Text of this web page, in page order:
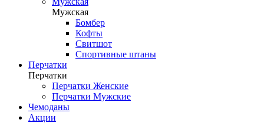
Мужская
Бомбер
Кофты
Свитшот
Спортивные штаны
Перчатки
Перчатки
Перчатки Женские
Перчатки Мужские
Чемоданы
Акции